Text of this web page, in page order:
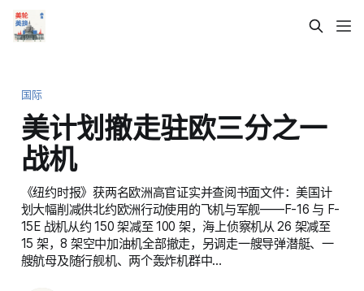
国际
美计划撤走驻欧三分之一
战机
《纽约时报》获两名欧洲高官证实并查阅书面文件：美国计
划大幅削减供北约欧洲行动使用的飞机与军舰——F-16 与 F-
15E 战机从约 150 架减至 100 架，海上侦察机从 26 架减至
15 架，8 架空中加油机全部撤走，另调走一艘导弹潜艇、一
艘航母及随行舰机、两个轰炸机群中…